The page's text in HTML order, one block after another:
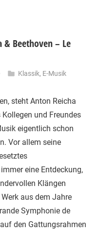
& Beethoven – Le
Klassik, E-Musik
steht Anton Reicha
und Freundes
eigentlich schon
Vor allem seine
eine Entdeckung,
Klängen
aus dem Jahre
Symphonie de
den Gattungsrahmen